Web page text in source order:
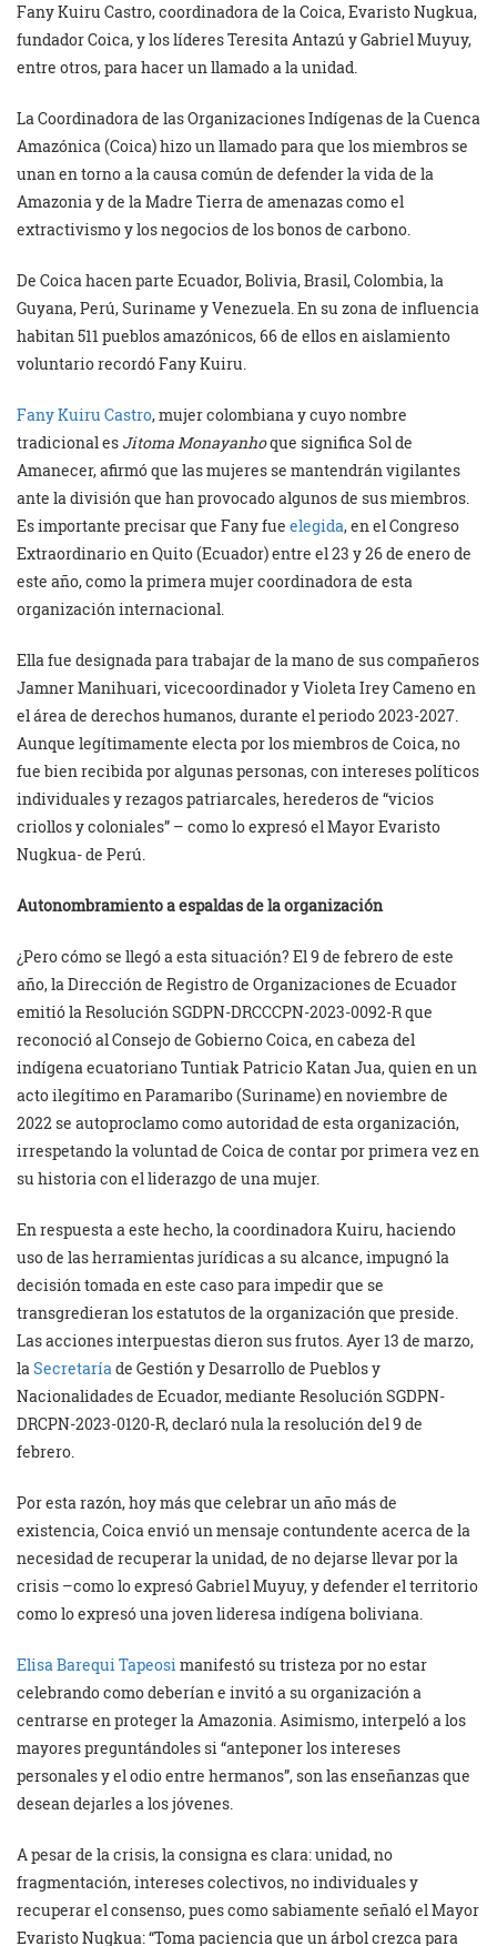
Fany Kuiru Castro, coordinadora de la Coica, Evaristo Nugkua,
fundador Coica, y los líderes Teresita Antazú y Gabriel Muyuy,
entre otros, para hacer un llamado a la unidad.
La Coordinadora de las Organizaciones Indígenas de la Cuenca
Amazónica (Coica) hizo un llamado para que los miembros se
unan en torno a la causa común de defender la vida de la
Amazonia y de la Madre Tierra de amenazas como el
extractivismo y los negocios de los bonos de carbono.
De Coica hacen parte Ecuador, Bolivia, Brasil, Colombia, la
Guyana, Perú, Suriname y Venezuela. En su zona de influencia
habitan 511 pueblos amazónicos, 66 de ellos en aislamiento
voluntario recordó Fany Kuiru.
Fany Kuiru Castro, mujer colombiana y cuyo nombre
tradicional es Jitoma Monayanhoque significa Sol de
Amanecer, afirmó que las mujeres se mantendrán vigilantes
ante la división que han provocado algunos de sus miembros.
Es importante precisar que Fany fue elegida, en el Congreso
Extraordinario en Quito (Ecuador) entre el 23 y 26 de enero de
este año, como la primera mujer coordinadora de esta
organización internacional.
Ella fue designada para trabajar de la mano de sus compañeros
Jamner Manihuari, vicecoordinador y Violeta Irey Cameno en
el área de derechos humanos, durante el periodo 2023-2027.
Aunque legítimamente electa por los miembros de Coica, no
fue bien recibida por algunas personas, con intereses políticos
individuales y rezagos patriarcales, herederos de “vicios
criollos y coloniales” – como lo expresó el Mayor Evaristo
Nugkua- de Perú.
Autonombramiento a espaldas de la organización
¿Pero cómo se llegó a esta situación? El 9 de febrero de este
año, la Dirección de Registro de Organizaciones de Ecuador
emitió la Resolución SGDPN-DRCCCPN-2023-0092-R que
reconoció al Consejo de Gobierno Coica, en cabeza del
indígena ecuatoriano Tuntiak Patricio Katan Jua, quien en un
acto ilegítimo en Paramaribo (Suriname) en noviembre de
2022 se autoproclamo como autoridad de esta organización,
irrespetando la voluntad de Coica de contar por primera vez en
su historia con el liderazgo de una mujer.
En respuesta a este hecho, la coordinadora Kuiru, haciendo
uso de las herramientas jurídicas a su alcance, impugnó la
decisión tomada en este caso para impedir que se
transgredieran los estatutos de la organización que preside.
Las acciones interpuestas dieron sus frutos. Ayer 13 de marzo,
laSecretaríade Gestión y Desarrollo de Pueblos y
Nacionalidades de Ecuador, mediante Resolución SGDPN-
DRCPN-2023-0120-R, declaró nula la resolución del 9 de
febrero.
Por esta razón, hoy más que celebrar un año más de
existencia, Coica envió un mensaje contundente acerca de la
necesidad de recuperar la unidad, de no dejarse llevar por la
crisis –como lo expresó Gabriel Muyuy, y defender el territorio
como lo expresó una joven lideresa indígena boliviana.
Elisa Barequi Tapeosimanifestó su tristeza por no estar
celebrando como deberían e invitó a su organización a
centrarse en proteger la Amazonia. Asimismo, interpeló a los
mayores preguntándoles si “anteponer los intereses
personales y el odio entre hermanos”, son las enseñanzas que
desean dejarles a los jóvenes.
A pesar de la crisis, la consigna es clara: unidad, no
fragmentación, intereses colectivos, no individuales y
recuperar el consenso, pues como sabiamente señaló el Mayor
Evaristo Nugkua: “Toma paciencia que un árbol crezca para